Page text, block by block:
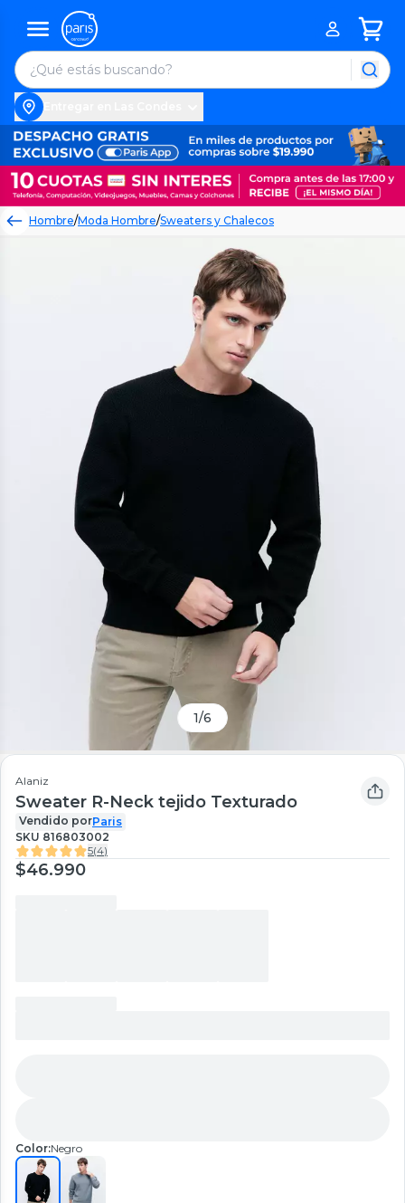
Hombre/Moda Hombre/Sweaters y Chalecos
1/6
Alaniz
Sweater R-Neck tejido Texturado
Vendido porParis
SKU 816803002
5(4)
$46.990
Color:Negro